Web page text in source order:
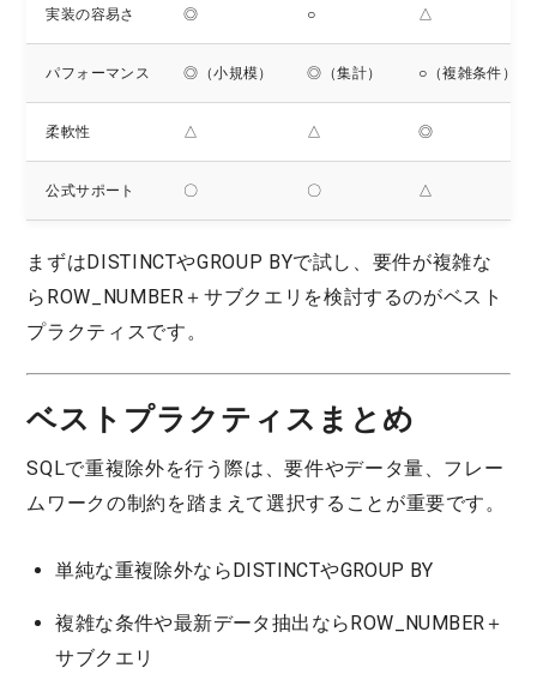
実装の容易さ ◎ ○ △
パフォーマンス ◎（小規模） ◎（集計） ○（複雑条件）
柔軟性 △ △ ◎
公式サポート 〇 〇 △
まずはDISTINCTやGROUP BYで試し、要件が複雑な
らROW_NUMBER＋サブクエリを検討するのがベスト
プラクティスです。
ベストプラクティスまとめ
SQLで重複除外を行う際は、要件やデータ量、フレー
ムワークの制約を踏まえて選択することが重要です。
単純な重複除外ならDISTINCTやGROUP BY
複雑な条件や最新データ抽出ならROW_NUMBER＋
サブクエリ